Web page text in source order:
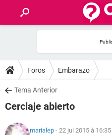
FORUMS
SALUD
Foros Embarazo
Tema Anterior
Cerclaje abierto
marialep - 22 jul 2015 à 16:35